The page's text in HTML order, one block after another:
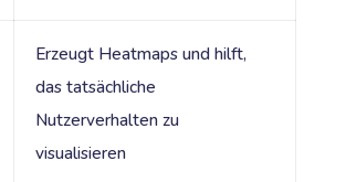
Erzeugt Heatmaps und hilft,
das tatsächliche
Nutzerverhalten zu
visualisieren